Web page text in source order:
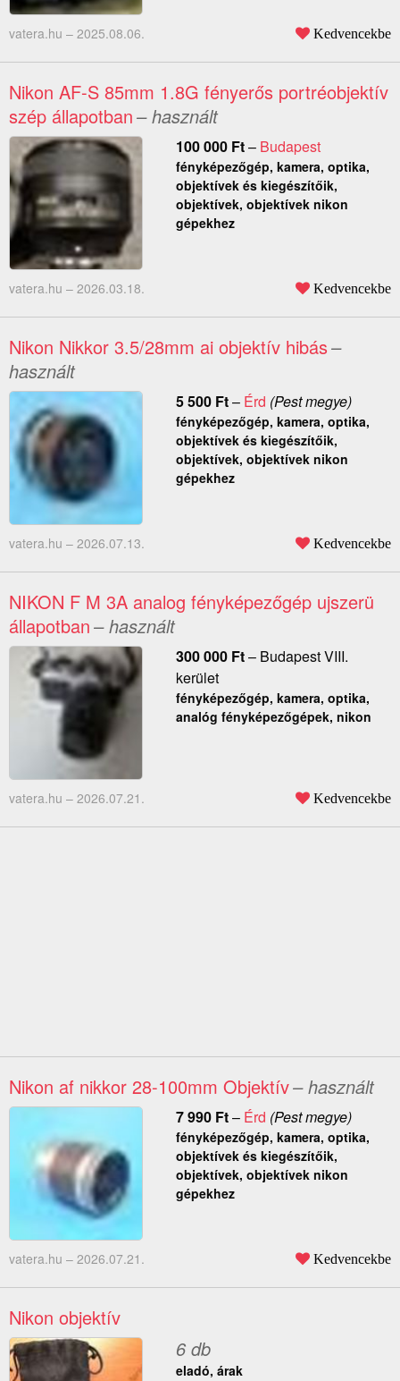
vatera.hu – 2025.08.06. Kedvencekbe
Nikon AF-S 85mm 1.8G fényerős portréobjektív
szép állapotban– használt
100 000 Ft– Budapest
fényképezőgép, kamera, optika,
objektívek és kiegészítőik,
objektívek, objektívek nikon
gépekhez
vatera.hu – 2026.03.18. Kedvencekbe
Nikon Nikkor 3.5/28mm ai objektív hibás–
használt
5 500 Ft– Érd (Pest megye)
fényképezőgép, kamera, optika,
objektívek és kiegészítőik,
objektívek, objektívek nikon
gépekhez
vatera.hu – 2026.07.13. Kedvencekbe
NIKON F M 3A analog fényképezőgép ujszerü
állapotban– használt
300 000 Ft– Budapest VIII.
kerület
fényképezőgép, kamera, optika,
analóg fényképezőgépek, nikon
vatera.hu – 2026.07.21. Kedvencekbe
Nikon af nikkor 28-100mm Objektív– használt
7 990 Ft– Érd (Pest megye)
fényképezőgép, kamera, optika,
objektívek és kiegészítőik,
objektívek, objektívek nikon
gépekhez
vatera.hu – 2026.07.21. Kedvencekbe
Nikon objektív
6 db
eladó, árak